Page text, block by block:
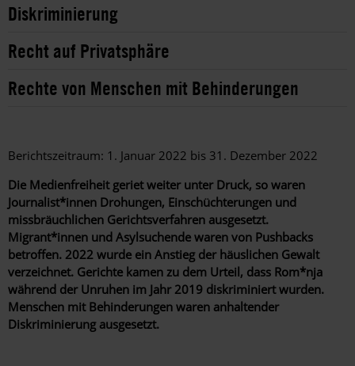
Diskriminierung
Recht auf Privatsphäre
Rechte von Menschen mit Behinderungen
Berichtszeitraum: 1. Januar 2022 bis 31. Dezember 2022
Die Medienfreiheit geriet weiter unter Druck, so waren
Journalist*innen Drohungen, Einschüchterungen und
missbräuchlichen Gerichtsverfahren ausgesetzt.
Migrant*innen und Asylsuchende waren von Pushbacks
betroffen. 2022 wurde ein Anstieg der häuslichen Gewalt
verzeichnet. Gerichte kamen zu dem Urteil, dass Rom*nja
während der Unruhen im Jahr 2019 diskriminiert wurden.
Menschen mit Behinderungen waren anhaltender
Diskriminierung ausgesetzt.